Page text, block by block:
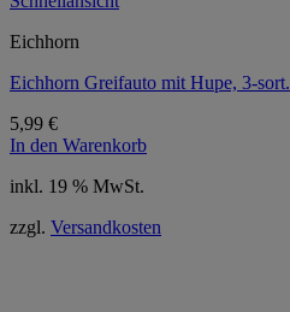
Eichhorn
Eichhorn Greifauto mit Hupe, 3-sort.
5,99 €
In den Warenkorb
inkl. 19 % MwSt.
zzgl. Versandkosten